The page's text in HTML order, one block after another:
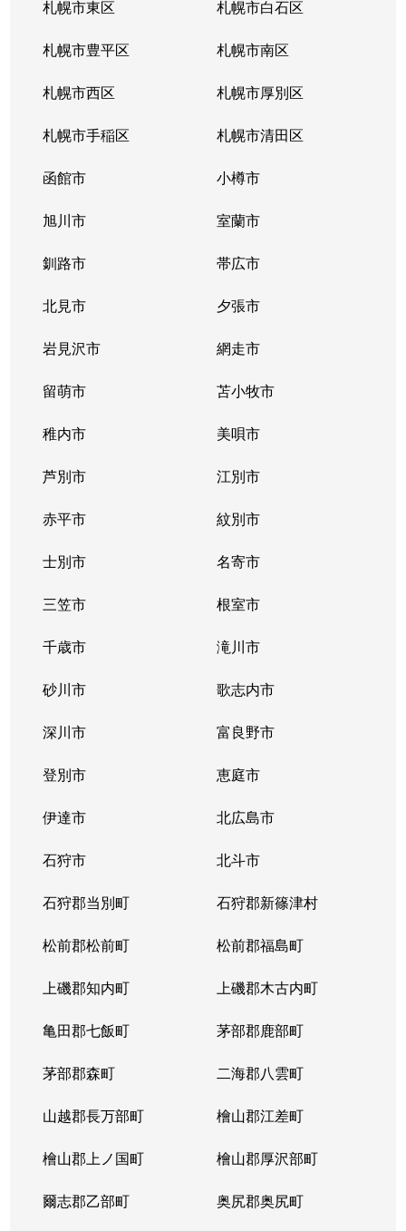
札幌市東区 札幌市白石区
札幌市豊平区 札幌市南区
札幌市西区 札幌市厚別区
札幌市手稲区 札幌市清田区
函館市 小樽市
旭川市 室蘭市
釧路市 帯広市
北見市 夕張市
岩見沢市 網走市
留萌市 苫小牧市
稚内市 美唄市
芦別市 江別市
赤平市 紋別市
士別市 名寄市
三笠市 根室市
千歳市 滝川市
砂川市 歌志内市
深川市 富良野市
登別市 恵庭市
伊達市 北広島市
石狩市 北斗市
石狩郡当別町 石狩郡新篠津村
松前郡松前町 松前郡福島町
上磯郡知内町 上磯郡木古内町
亀田郡七飯町 茅部郡鹿部町
茅部郡森町 二海郡八雲町
山越郡長万部町 檜山郡江差町
檜山郡上ノ国町 檜山郡厚沢部町
爾志郡乙部町 奥尻郡奥尻町